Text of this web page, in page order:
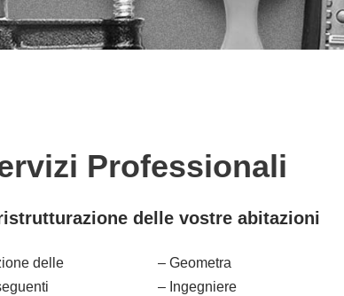
Professionali
delle vostre abitazioni
delle
– Geometra
– Ingegniere